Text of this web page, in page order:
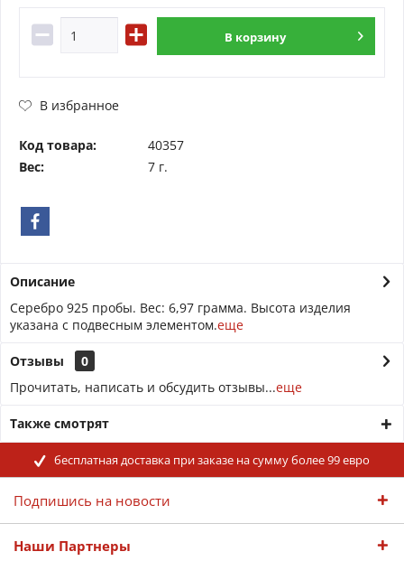
В корзину
В избранное
Код товара:
40357
Вес:
7 г.
Описание
Серебро 925 пробы. Вес: 6,97 грамма. Высота изделия
указана с подвесным элементом.еще
Отзывы
0
Прочитать, написать и обсудить отзывы...еще
Также смотрят
бесплатная доставка при заказе на сумму более 99 евро
Подпишись на новости
Наши Партнеры